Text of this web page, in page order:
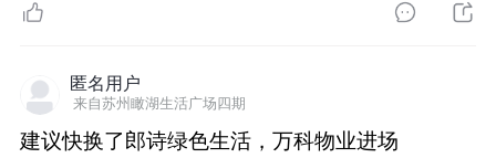
匿名用户
来自苏州瞰湖生活广场四期
建议快换了郎诗绿色生活，万科物业进场